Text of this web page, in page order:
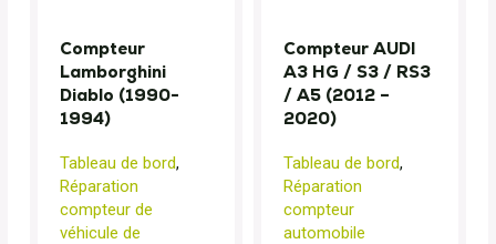
Compteur
Lamborghini
Diablo (1990-
1994)
Tableau de bord,
Réparation
compteur de
véhicule de
Compteur AUDI
A3 HG / S3 / RS3
/ A5 (2012 –
2020)
Tableau de bord,
Réparation
compteur
automobile